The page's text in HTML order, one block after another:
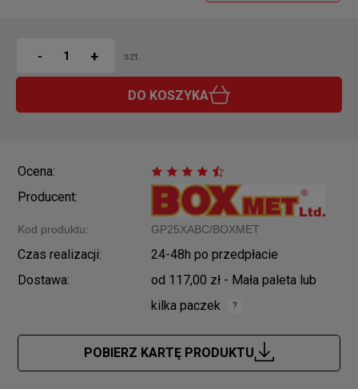
- + szt.
DO KOSZYKA
Ocena:
Producent:
Kod produktu: GP25XABC/BOXMET
Czas realizacji:
24-48h po przedpłacie
Dostawa:
od 117,00 zł - Mała paleta lub
kilka paczek
Cena nie zawiera ewentualnych kosztów płatności
POBIERZ KARTĘ PRODUKTU